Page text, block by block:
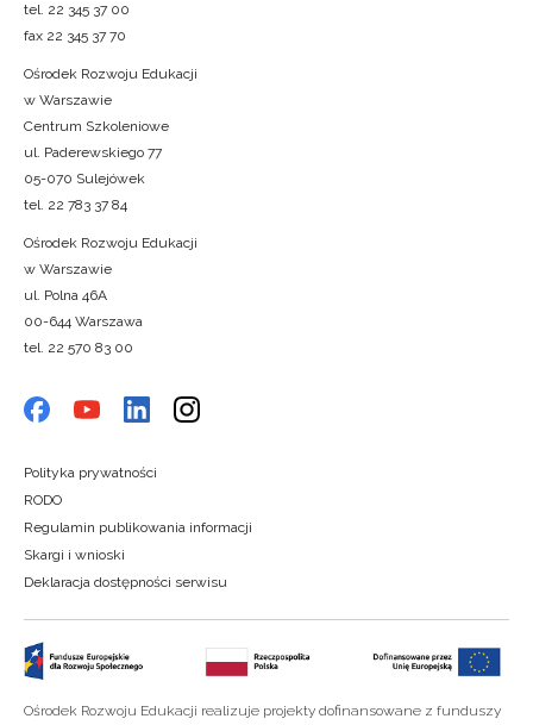
tel. 22 345 37 00
fax 22 345 37 70
Ośrodek Rozwoju Edukacji
w Warszawie
Centrum Szkoleniowe
ul. Paderewskiego 77
05-070 Sulejówek
tel. 22 783 37 84
Ośrodek Rozwoju Edukacji
w Warszawie
ul. Polna 46A
00-644 Warszawa
tel. 22 570 83 00
Polityka prywatności
RODO
Regulamin publikowania informacji
Skargi i wnioski
Deklaracja dostępności serwisu
Ośrodek Rozwoju Edukacji realizuje projekty dofinansowane z funduszy